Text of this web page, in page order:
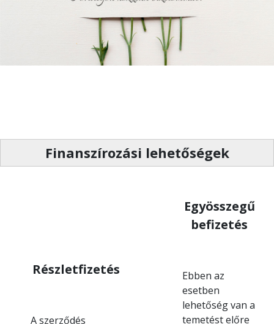
Finanszírozási lehetőségek
Részletfizetés
A szerződés
Egyösszegű
befizetés
Ebben az
esetben
lehetőség van a
temetést előre